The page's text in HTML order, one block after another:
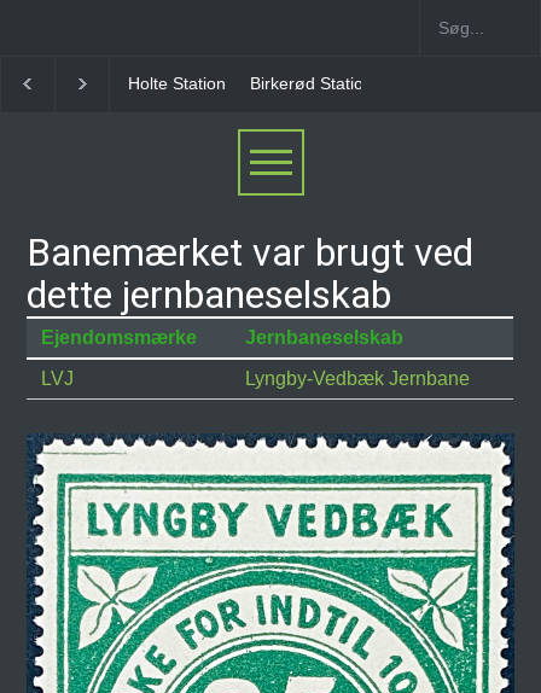
Holte Station Birkerød Station
Banemærket var brugt ved
dette jernbaneselskab
Ejendomsmærke
Jernbaneselskab
LVJ
Lyngby-Vedbæk Jernbane